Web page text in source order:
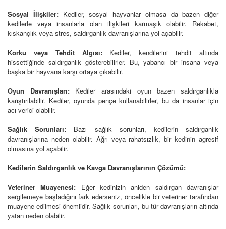
Sosyal İlişkiler:Kediler, sosyal hayvanlar olmasa da bazen diğer
kedilerle veya insanlarla olan ilişkileri karmaşık olabilir. Rekabet,
kıskançlık veya stres, saldırganlık davranışlarına yol açabilir.
Korku veya Tehdit Algısı:Kediler, kendilerini tehdit altında
hissettiğinde saldırganlık gösterebilirler. Bu, yabancı bir insana veya
başka bir hayvana karşı ortaya çıkabilir.
Oyun Davranışları:Kediler arasındaki oyun bazen saldırganlıkla
karıştırılabilir. Kediler, oyunda pençe kullanabilirler, bu da insanlar için
acı verici olabilir.
Sağlık Sorunları: Bazı sağlık sorunları, kedilerin saldırganlık
davranışlarına neden olabilir. Ağrı veya rahatsızlık, bir kedinin agresif
olmasına yol açabilir.
Kedilerin Saldırganlık ve Kavga Davranışlarının Çözümü:
Veteriner Muayenesi: Eğer kedinizin aniden saldırgan davranışlar
sergilemeye başladığını fark ederseniz, öncelikle bir veteriner tarafından
muayene edilmesi önemlidir. Sağlık sorunları, bu tür davranışların altında
yatan neden olabilir.